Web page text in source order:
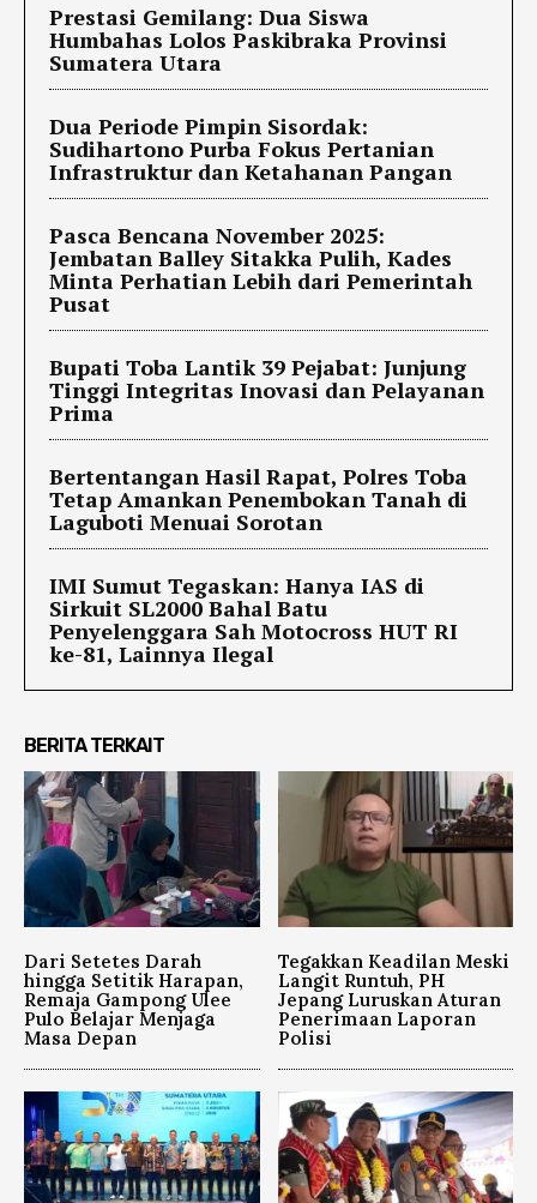
Prestasi Gemilang: Dua Siswa
Humbahas Lolos Paskibraka Provinsi
Sumatera Utara
Dua Periode Pimpin Sisordak:
Sudihartono Purba Fokus Pertanian
Infrastruktur dan Ketahanan Pangan
Pasca Bencana November 2025:
Jembatan Balley Sitakka Pulih, Kades
Minta Perhatian Lebih dari Pemerintah
Pusat
Bupati Toba Lantik 39 Pejabat: Junjung
Tinggi Integritas Inovasi dan Pelayanan
Prima
Bertentangan Hasil Rapat, Polres Toba
Tetap Amankan Penembokan Tanah di
Laguboti Menuai Sorotan
IMI Sumut Tegaskan: Hanya IAS di
Sirkuit SL2000 Bahal Batu
Penyelenggara Sah Motocross HUT RI
ke-81, Lainnya Ilegal
BERITA TERKAIT
Dari Setetes Darah
hingga Setitik Harapan,
Remaja Gampong Ulee
Pulo Belajar Menjaga
Masa Depan
Tegakkan Keadilan Meski
Langit Runtuh, PH
Jepang Luruskan Aturan
Penerimaan Laporan
Polisi